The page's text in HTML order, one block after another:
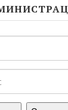
Dark Force II
of the Old
of the Old
Throne